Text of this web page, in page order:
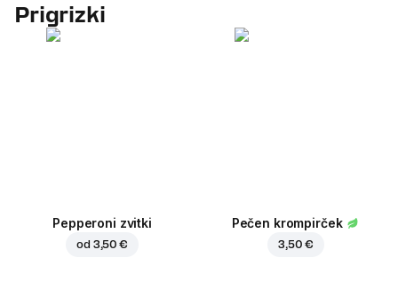
Prigrizki
Pepperoni zvitki
od 3,50 €
Pečen krompirček
3,50 €